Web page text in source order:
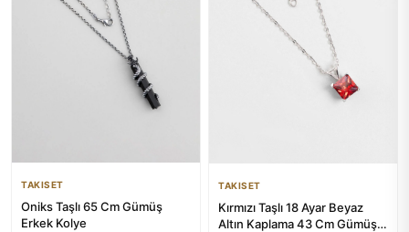
TAKISET
Oniks Taşlı 65 Cm Gümüş
Erkek Kolye
TAKISET
Kırmızı Taşlı 18 Ayar Beyaz
Altın Kaplama 43 Cm Gümüş